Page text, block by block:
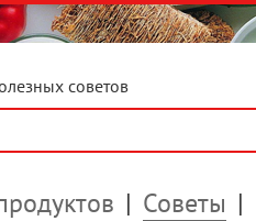
советов
Советы